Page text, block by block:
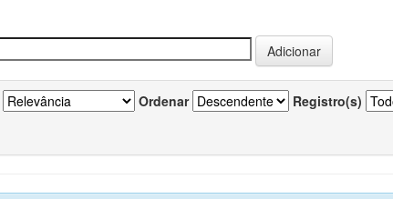
Ordenar Registro(s)